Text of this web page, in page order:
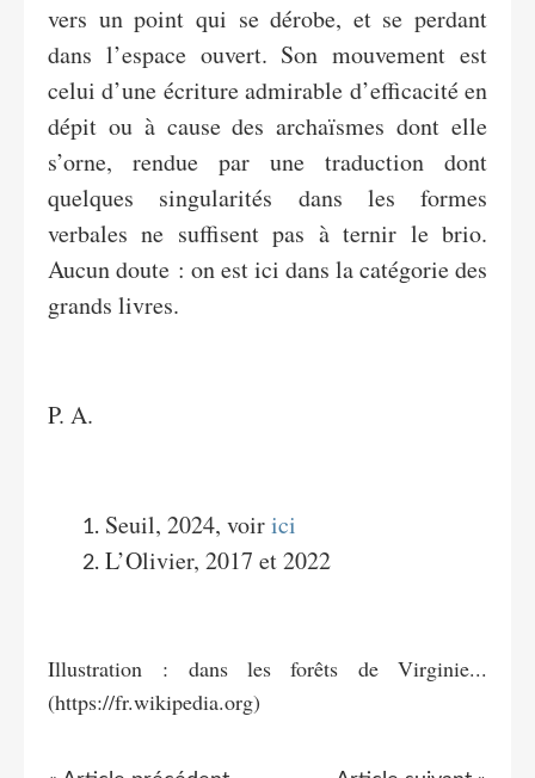
vers un point qui se dérobe, et se perdant
dans l’espace ouvert. Son mouvement est
celui d’une écriture admirable d’efficacité en
dépit ou à cause des archaïsmes dont elle
s’orne, rendue par une traduction dont
quelques singularités dans les formes
verbales ne suffisent pas à ternir le brio.
Aucun doute : on est ici dans la catégorie des
grands livres.
P. A.
Seuil, 2024, voirici
L’Olivier, 2017 et 2022
Illustration : dans les forêts de Virginie...
(https://fr.wikipedia.org)